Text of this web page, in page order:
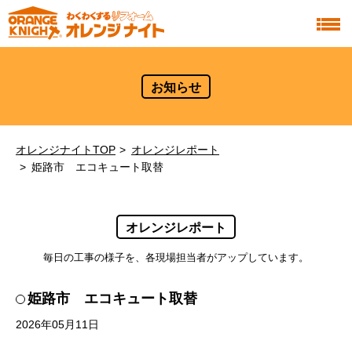
お知らせ
オレンジナイトTOP
オレンジレポート
姫路市 エコキュート取替
オレンジレポート
毎日の工事の様子を、各現場担当者がアップしています。
姫路市 エコキュート取替
2026年05月11日